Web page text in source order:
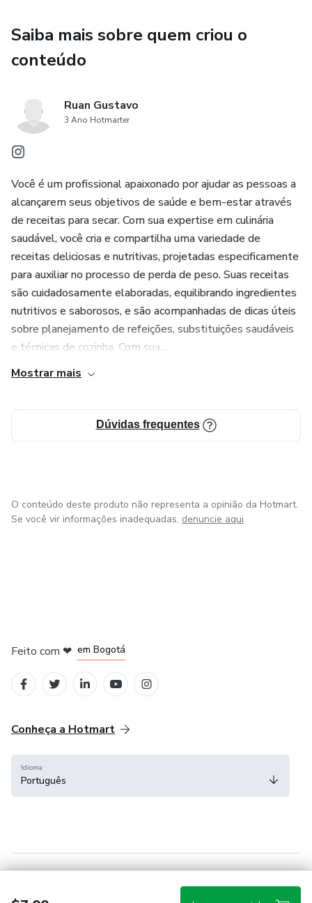
Saiba mais sobre quem criou o
conteúdo
Ruan Gustavo
3 Ano Hotmarter
Você é um profissional apaixonado por ajudar as pessoas a
alcançarem seus objetivos de saúde e bem-estar através
de receitas para secar. Com sua expertise em culinária
saudável, você cria e compartilha uma variedade de
receitas deliciosas e nutritivas, projetadas especificamente
para auxiliar no processo de perda de peso. Suas receitas
são cuidadosamente elaboradas, equilibrando ingredientes
nutritivos e saborosos, e são acompanhadas de dicas úteis
sobre planejamento de refeições, substituições saudáveis
e técnicas de cozinha. Com sua...
Mostrar mais
Dúvidas frequentes
O conteúdo deste produto não representa a opinião da Hotmart.
Se você vir informações inadequadas, denuncie aqui
Feito com ❤ em Bogotá
Conheça a Hotmart
Idioma
Português